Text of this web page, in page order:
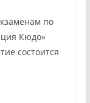
по
Кюдо»
состоится